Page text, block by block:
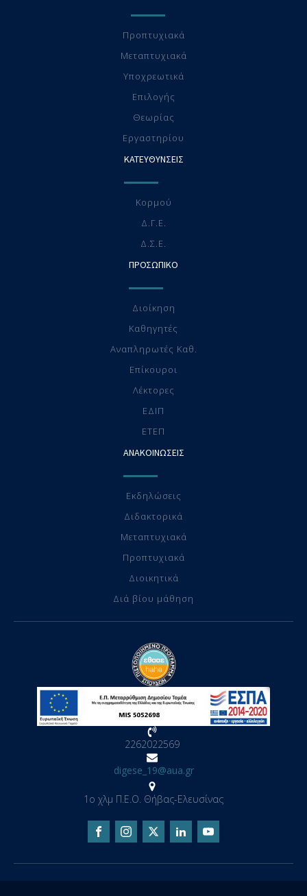
Προπτυχιακά
Μεταπτυχιακά
Υποχρεωτικά
Επιλογής
Θεωρίας
Eργαστηρίου
ΚΑΤΕΥΘΥΝΣΕΙΣ
Κορμού
Δ.Γ.Ε.
Δ.Σ.Ε.
ΠΡΟΣΩΠΙΚΟ
Διοίκηση
Καθηγητές
Αναπληρωτές Καθ.
Επίκουροι
Λέκτορες
ΕΔΙΠ
ΕTEΠ
ΑΝΑΚΟΙΝΩΣΕΙΣ
Εκδηλώσεις
Διδακτορικά
Μεταπτυχιακά
Προπτυχιακά
Διοικητικά
Διά βίου μάθηση
2262022569
digese_19@aua.gr
1ο χλμ Π.Ε.Ο. Θήβας-Ελευσίνας